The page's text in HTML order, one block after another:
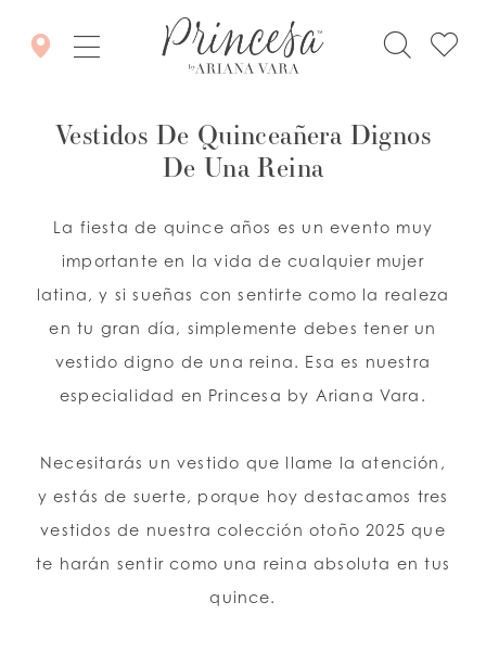
INGLES
Vestidos De Quinceañera Dignos
De Una Reina
La fiesta de quince años es un evento muy
importante en la vida de cualquier mujer
latina, y si sueñas con sentirte como la realeza
en tu gran día, simplemente debes tener un
vestido digno de una reina. Esa es nuestra
especialidad en Princesa by Ariana Vara.
Necesitarás un vestido que llame la atención,
y estás de suerte, porque hoy destacamos tres
vestidos de nuestra colección otoño 2025 que
te harán sentir como una reina absoluta en tus
quince.